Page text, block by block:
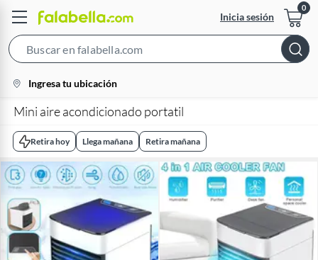
Inicia sesión
Bar
location-
icon
Ingresa tu ubicación
Mini aire acondicionado portatil
Retira hoy Llega mañana Retira mañana